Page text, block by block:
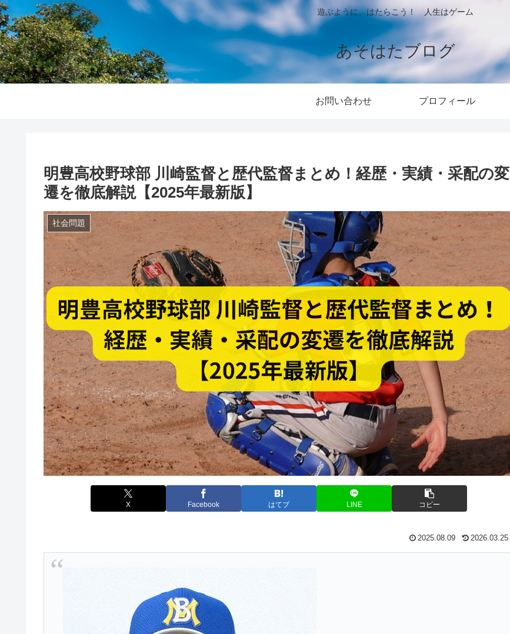
遊ぶように、はたらこう！ 人生はゲーム
あそはたブログ
お問い合わせ プロフィール
明豊高校野球部 川崎監督と歴代監督まとめ！経歴・実績・采配の変
遷を徹底解説【2025年最新版】
社会問題
X Facebook はてブ LINE コピー
2025.08.09 2026.03.25